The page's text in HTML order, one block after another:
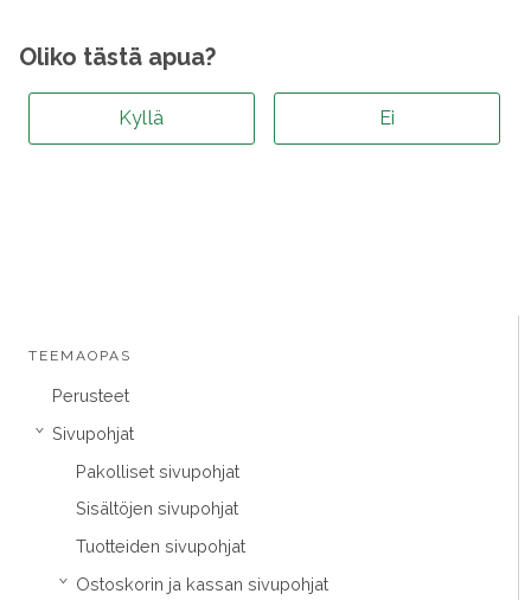
TEEMAOPAS
Perusteet
› Sivupohjat
Pakolliset sivupohjat
Sisältöjen sivupohjat
Tuotteiden sivupohjat
›
Ostoskorin ja kassan sivupohjat
Oliko tästä apua?
Kyllä Ei